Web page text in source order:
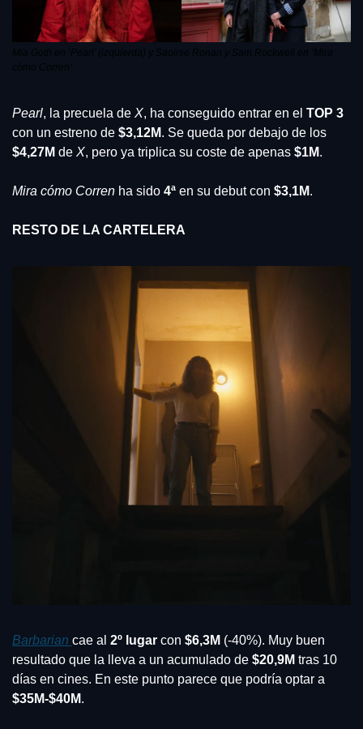
Mia Goth en ‘Pearl’ (izquierda) y Saoirse Ronan y Sam Rockwell en ‘Mira
cómo Corren’
Pearl, la precuela de X, ha conseguido entrar en el TOP 3
con un estreno de $3,12M
$4,27M de X, pero ya triplica su coste de apenas $1M.
Mira cómo Corren ha sido 4ª en su debut con $3,1M.
RESTO DE LA CARTELERA
Barbarian cae al 2º lugar con $6,3M (-40%). Muy buen
resultado que la lleva a un acumulado de $20,9M tras 10
$35M-$40M.